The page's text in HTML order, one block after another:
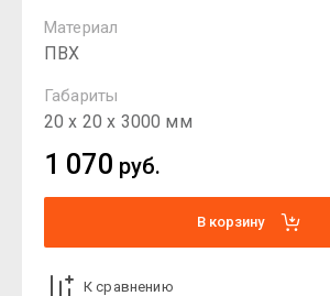
Материал
ПВХ
Габариты
20 х 20 х 3000 мм
1 070 руб.
В корзину
К сравнению